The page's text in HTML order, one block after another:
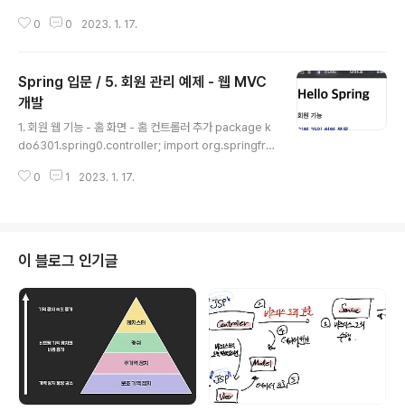
발 단계에서는 구현체로 가벼운 메모리 기반의 데이터 저
er; import kdo6301.spring0.service.MemberSe
work.stereotype.Controller; @Controller public
class MemberController { private final Member
Service memberService; @Autowired public M
0 0 2023. 1. 17.
Spring 입문 / 5. 회원 관리 예제 - 웹 MVC
개발
1. 회원 웹 기능 - 홈 화면 - 홈 컨트롤러 추가 package k
do6301.spring0.controller; import org.springfra
gframework.web.bind.annotation.GetMapping;
er 2nd. static 파일 @GetMapping("/") 을 통해 홈 화
면일 경우 home.html을 열도록 설정해 주었다. - 회원관
리용 홈 Hello Spr..
0 1 2023. 1. 17.
이 블로그 인기글